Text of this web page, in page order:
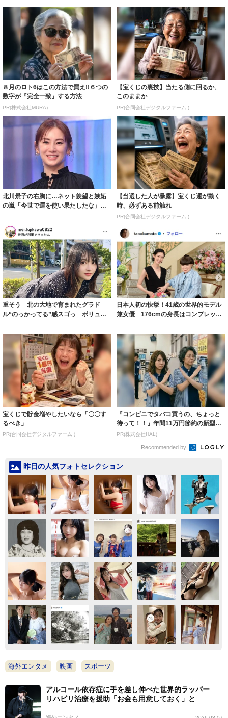
８月のロト6はこの方法で買え!!６つの
数字が『完全一致』する方法
PR(株式会社MURA)
【宝くじの裏技】当たる側に回るか、
このままか
PR(合同会社デジタルファーム )
北川景子の右胸に…ネット羨望と嫉妬
の嵐「今世で運を使い果たしたな」
【当選した人が暴露】宝くじ運が動く
時、必ずある前触れ
PR(合同会社デジタルファーム )
重そう 北の大地で育まれたグラド
ル“のっかってる”感スゴっ ボリュー
日本人初の快挙！41歳の世界的モデル
兼女優 176cmの身長はコンプレック
宝くじで貯金増やしたいなら「〇〇す
るべき」
PR(合同会社デジタルファーム )
『コンビニでタバコ買うの、ちょっと
待って！！』年間11万円節約の新型タ
バコ
PR(株式会社HAL)
Recommended by
昨日の人気フォトセレクション
海外エンタメ 映画 スポーツ
アルコール依存症に手を差し伸べた世界的ラッパー
リハビリ治療を援助「お金も用意しておく」と